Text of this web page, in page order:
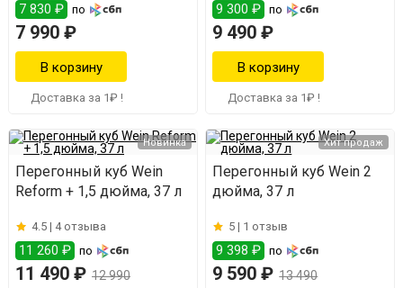
7 830 ₽ по
7 990 ₽
Доставка за 1₽ !
9 300 ₽ по
9 490 ₽
Доставка за 1₽ !
Новинка
Перегонный куб Wein
Reform + 1,5 дюйма, 37 л
4.5 | 4 отзыва
11 260 ₽ по
11 490 ₽ 12 990
Хит продаж
Перегонный куб Wein 2
дюйма, 37 л
5 | 1 отзыв
9 398 ₽ по
9 590 ₽ 13 490